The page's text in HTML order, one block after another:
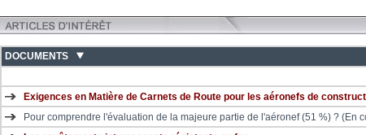
DOCUMENTS
Exigences en Matière de Carnets de Route pour les aéronefs de
Pour comprendre l'évaluation de la majeure partie de l'aéronef (51 %) ? (En